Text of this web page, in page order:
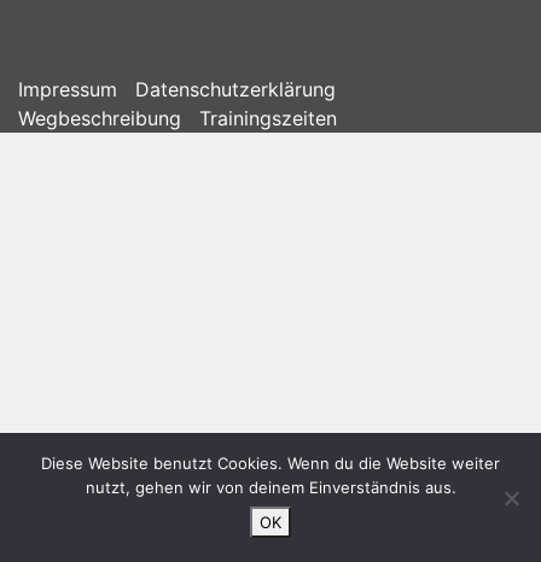
Impressum
Datenschutzerklärung
Wegbeschreibung
Trainingszeiten
Diese Website benutzt Cookies. Wenn du die Website weiter
nutzt, gehen wir von deinem Einverständnis aus.
OK